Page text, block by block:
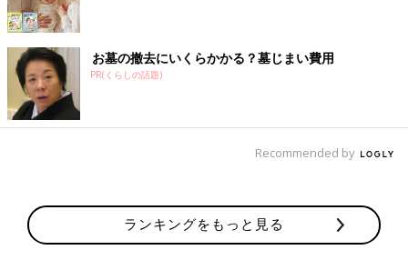
お墓の撤去にいくらかかる？墓じまい費用
PR(くらしの話題)
Recommended by
ランキングをもっと見る